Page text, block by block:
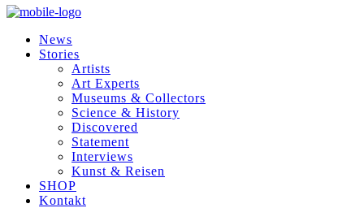
News
Stories
Artists
Art Experts
Museums & Collectors
Science & History
Discovered
Statement
Interviews
Kunst & Reisen
SHOP
Kontakt